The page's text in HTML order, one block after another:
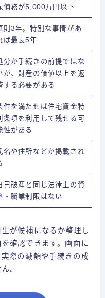
債務が5,000万円以下
則3年。特別な事情があ
ば最長5年
分が手続きの前提ではな
が、財産の価値以上を返
する必要がある
件を満たせば住宅資金特
条項を利用して残せる可
性がある
名や住所などが掲載され
己破産と同じ法律上の資
・職業制限はない
が候補になるか整理し
確認できます。画面に
際の減額や手続きの成
。